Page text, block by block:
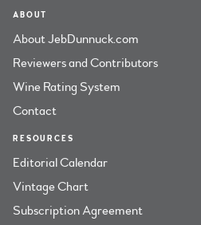
ABOUT
About JebDunnuck.com
Reviewers and Contributors
Wine Rating System
Contact
RESOURCES
Editorial Calendar
Vintage Chart
Subscription Agreement